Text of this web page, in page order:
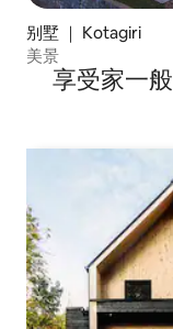
别墅 ｜ Kotagiri
美景
享受家一